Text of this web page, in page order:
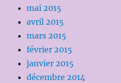
mai 2015
avril 2015
mars 2015
février 2015
janvier 2015
décembre 2014